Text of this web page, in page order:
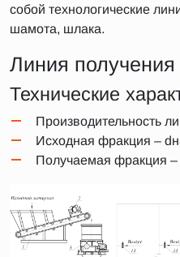
собой технологические
шамота, шлака.
Линия
Технические
Производительность
Исходная фракция –
Получаемая фракция –